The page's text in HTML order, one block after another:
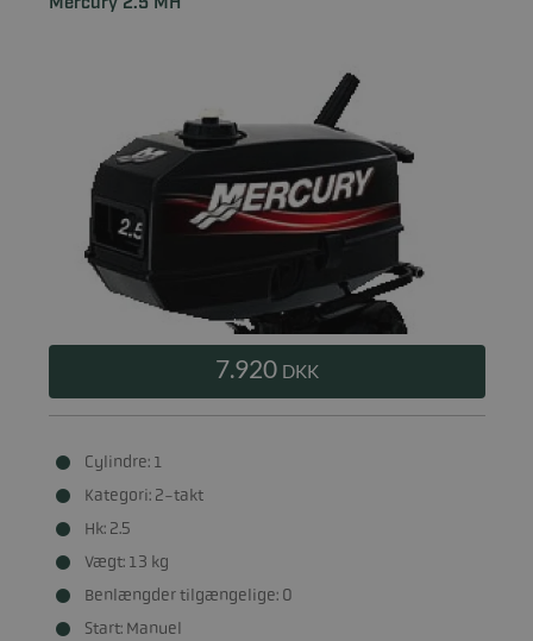
7.920 DKK
Cylindre: 1
Kategori: 2-takt
Hk: 2.5
Vægt: 13 kg
Benlængder tilgængelige: 0
Start: Manuel